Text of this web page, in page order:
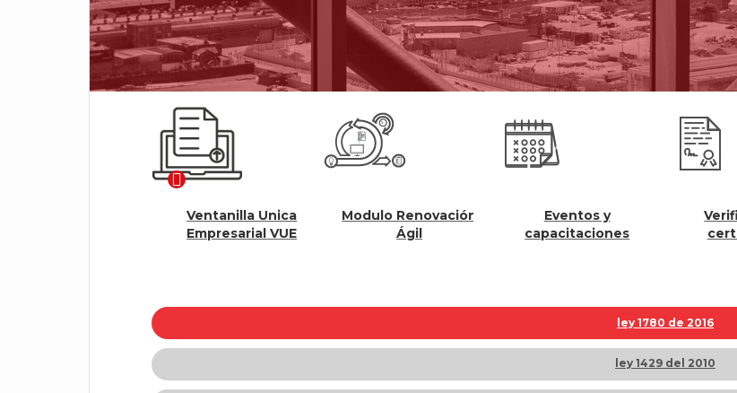
Ventanilla Unica
Modulo Renovación
Ágil
Eventos y
capacitaciones
Verifique su
certificado
ley 1780 de 2016
ley 1429 del 2010